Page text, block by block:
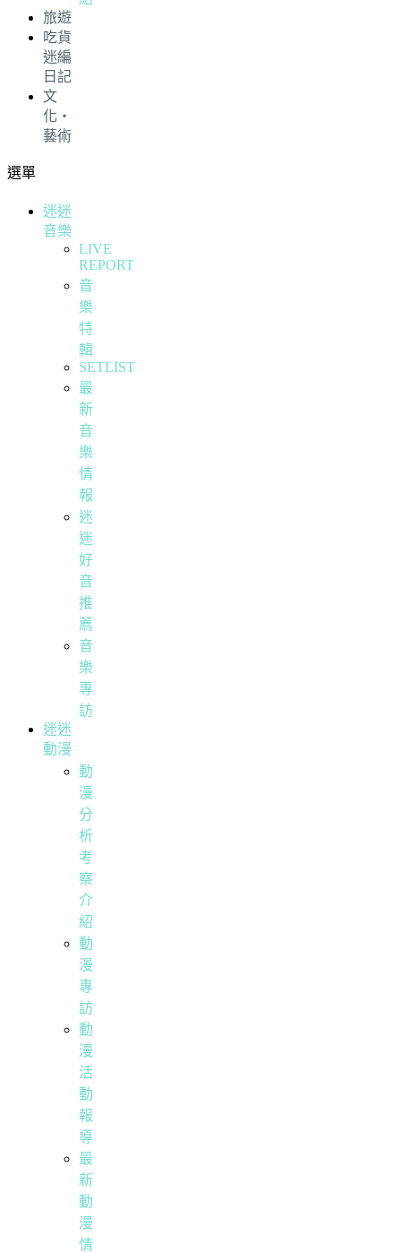
旅遊
吃貨
迷編
日記
文
化・
藝術
選單
迷迷
音樂
LIVE
REPORT
音
樂
特
輯
SETLIST
最
新
音
樂
情
報
迷
迷
好
音
推
薦
音
樂
專
訪
迷迷
動漫
動
漫
分
析
考
察
介
紹
動
漫
專
訪
動
漫
活
動
報
導
最
新
動
漫
情